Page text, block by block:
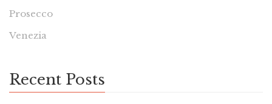
Prosecco
Venezia
Recent Posts